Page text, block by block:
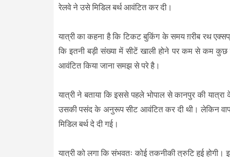
रेलवे ने उसे मिडिल बर्थ आवंटित कर दी।
यात्री का कहना है कि टिकट बुकिंग के समय ग़रीब रथ
कि इतनी बड़ी संख्या में सीटें खाली होने पर कम से कम कुछ
आवंटित किया जाना समझ से परे है।
यात्री ने बताया कि इससे पहले भोपाल से कानपुर की
उसकी पसंद के अनुरूप सीट आवंटित कर दी थी। लेकिन
मिडिल बर्थ दे दी गई।
यात्री को लगा कि संभवतः कोई तकनीकी त्रुटि हुई होगी।